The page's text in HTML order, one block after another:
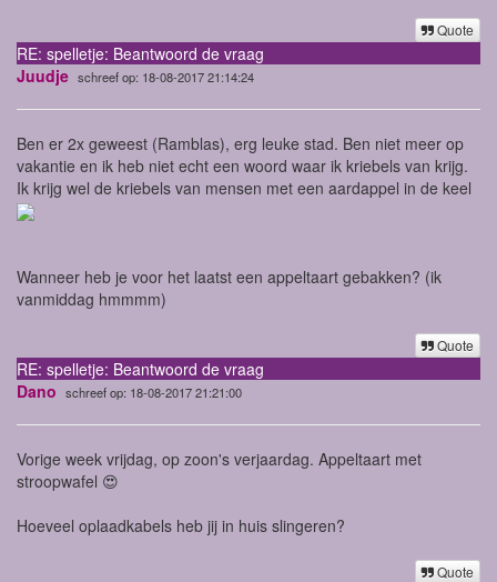
Quote
RE: spelletje: Beantwoord de vraag
Juudje schreef op: 18-08-2017 21:14:24
Ben er 2x geweest (Ramblas), erg leuke stad. Ben niet meer op
vakantie en ik heb niet echt een woord waar ik kriebels van krijg.
Ik krijg wel de kriebels van mensen met een aardappel in de keel
Wanneer heb je voor het laatst een appeltaart gebakken? (ik
vanmiddag hmmmm)
Quote
RE: spelletje: Beantwoord de vraag
Dano schreef op: 18-08-2017 21:21:00
Vorige week vrijdag, op zoon's verjaardag. Appeltaart met
stroopwafel 😍
Hoeveel oplaadkabels heb jij in huis slingeren?
Quote